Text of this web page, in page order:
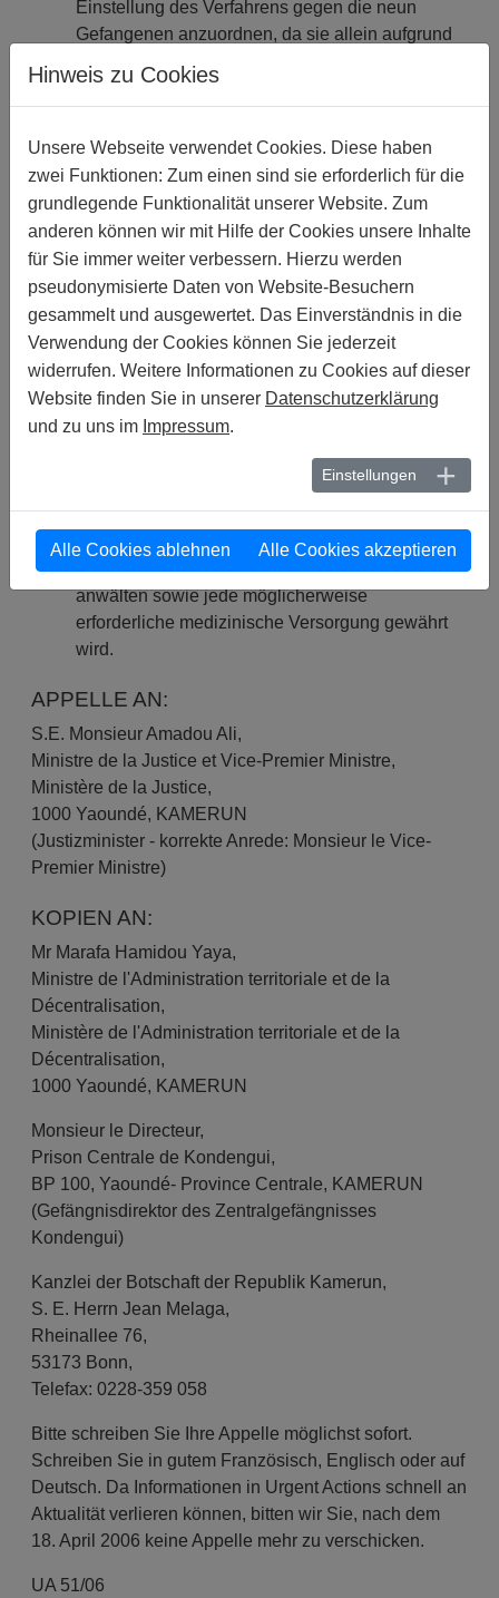
Einstellung des Verfahrens gegen die neun
Gefan­genen anzuordnen, da sie allein aufgrund
Orientierung unter Anklage gestellt wurden;
sofort und bedingungslos freizulassen, sowie ihr
Recht auf Vereinigungsfreiheit zu respektieren,
wie es in von Kamerun ratifizierten
internationalen Menschenrechtsabkommen wie
dem Internationalen Pakt über bürgerliche und
der Rechte der Menschen und Völker festgelegt
die Behörden auffordern, dafür Sorge zu tragen,
dass die medizinischen Untersuchungen unter­
lassen werden, mit denen festgestellt werden
soll, ob die Angeklagten Analverkehr praktiziert
haben, sowie auf jede andere grausame,
unmenschliche und erniedrigende Behandlung
zu verzichten;
bei den Behörden darauf dringen, dass den
Gefangenen Kontakt zu ihren Familien, Rechts­
anwälten sowie jede möglicherweise
erforderliche medizinische Versorgung gewährt
wird.
APPELLE AN:
S.E. Monsieur Amadou Ali,
Ministre de la Justice et Vice-Premier Ministre,
Ministère de la Justice,
1000 Yaoundé, KAMERUN
(Justizminister - korrekte Anrede: Monsieur le Vice-
Premier Ministre)
KOPIEN AN:
Mr Marafa Hamidou Yaya,
Ministre de l'Administration territoriale et de la
Décentralisation,
Ministère de l'Administration territoriale et de la
Décentralisation,
1000 Yaoundé, KAMERUN
Monsieur le Directeur,
Prison Centrale de Kondengui,
BP 100, Yaoundé- Province Centrale, KAMERUN
(Gefängnisdirektor des Zentralgefängnisses
Kondengui)
Kanzlei der Botschaft der Republik Kamerun,
S. E. Herrn Jean Melaga,
Rheinallee 76,
53173 Bonn,
Telefax: 0228-359 058
Bitte schreiben Sie Ihre Appelle möglichst sofort.
Schreiben Sie in gutem Französisch, Eng­lisch oder auf
Deutsch. Da Informationen in Urgent Actions schnell an
Aktualität verlieren können, bitten wir Sie, nach dem
18. April 2006 keine Appelle mehr zu verschicken.
UA 51/06
Hinweis zu Cookies
Unsere Webseite verwendet Cookies. Diese haben
zwei Funktionen: Zum einen sind sie erforderlich für die
grundlegende Funktionalität unserer Website. Zum
anderen können wir mit Hilfe der Cookies unsere Inhalte
für Sie immer weiter verbessern. Hierzu werden
pseudonymisierte Daten von Website-Besuchern
gesammelt und ausgewertet. Das Einverständnis in die
Verwendung der Cookies können Sie jederzeit
widerrufen. Weitere Informationen zu Cookies auf dieser
Website finden Sie in unserer Datenschutzerklärung
und zu uns im Impressum.
Einstellungen
Alle Cookies ablehnen Alle Cookies akzeptieren